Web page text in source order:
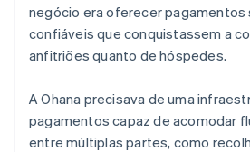
negócio era oferecer pagamentos
confiáveis que conquistassem a
anfitriões quanto de hóspedes.
A Ohana precisava de uma
pagamentos capaz de acomodar
entre múltiplas partes, como